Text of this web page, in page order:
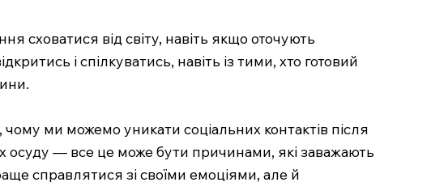
сховатися від світу, навіть якщо оточують
і спілкуватись, навіть із тими, хто готовий
ми можемо уникати соціальних контактів після
осуду — все це може бути причинами, які заважають
справлятися зі своїми емоціями, але й